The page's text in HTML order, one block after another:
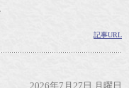
記事URL
2026年7月27日 月曜日